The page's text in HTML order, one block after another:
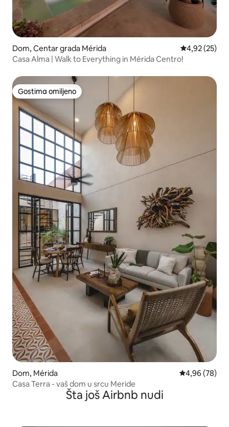
Dom, Centar grada Mérida Prosečna
4,92 (25)
Casa Alma | Walk to Everything in Mérida Centro!
Gostima omiljeno
Gostima omiljeno
Dom, Mérida Prosečna
4,96 (78)
Casa Terra - vaš dom u srcu Meride
Šta još Airbnb nudi